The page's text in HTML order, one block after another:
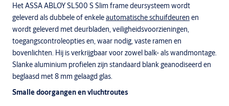
Het ASSA ABLOY SL500 S Slim frame deursysteem wordt
geleverd als dubbele of enkeleautomatische schuifdeuren en
wordt geleverd met deurbladen, veiligheidsvoorzieningen,
toegangscontroleopties en, waar nodig, vaste ramen en
bovenlichten. Hij is verkrijgbaar voor zowel balk- als wandmontage.
Slanke aluminium profielen zijn standaard blank geanodiseerd en
beglaasd met 8 mm gelaagd glas.
Smalle doorgangen en vluchtroutes